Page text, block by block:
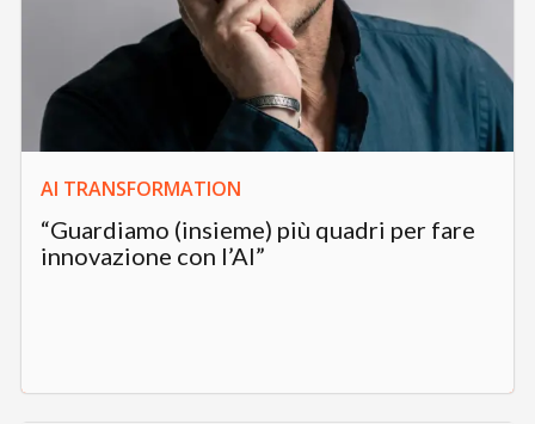
AI TRANSFORMATION
“Guardiamo (insieme) più quadri per fare
innovazione con l’AI”